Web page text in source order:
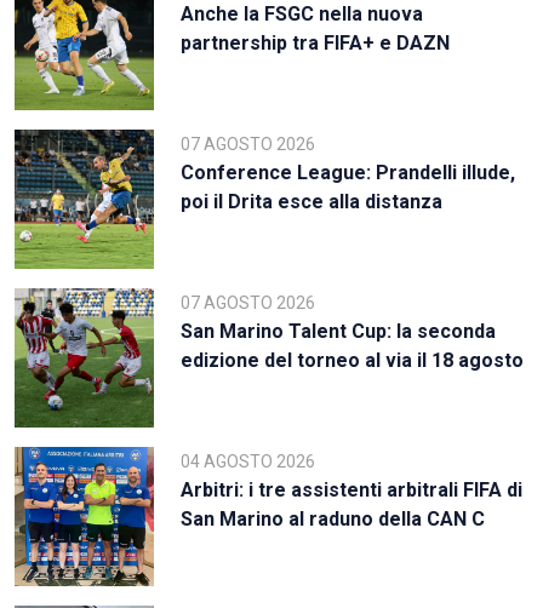
Anche la FSGC nella nuova
partnership tra FIFA+ e DAZN
07 AGOSTO 2026
Conference League: Prandelli illude,
poi il Drita esce alla distanza
07 AGOSTO 2026
San Marino Talent Cup: la seconda
edizione del torneo al via il 18 agosto
04 AGOSTO 2026
Arbitri: i tre assistenti arbitrali FIFA di
San Marino al raduno della CAN C